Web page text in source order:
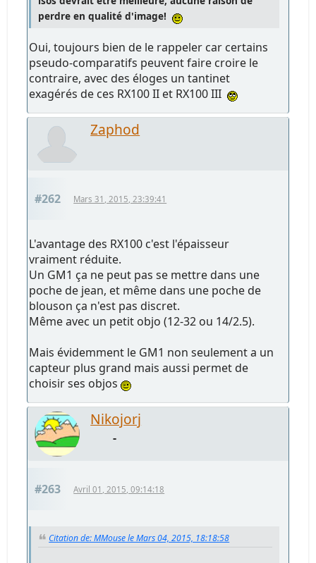
perdre en qualité d'image!
Oui, toujours bien de le rappeler car certains
pseudo-comparatifs peuvent faire croire le
contraire, avec des éloges un tantinet
exagérés de ces RX100 II et RX100 III
Zaphod
#262 Mars 31, 2015, 23:39:41
L'avantage des RX100 c'est l'épaisseur
vraiment réduite.
Un GM1 ça ne peut pas se mettre dans une
poche de jean, et même dans une poche de
blouson ça n'est pas discret.
Même avec un petit objo (12-32 ou 14/2.5).
Mais évidemment le GM1 non seulement a un
capteur plus grand mais aussi permet de
choisir ses objos
Nikojorj
-
#263 Avril 01, 2015, 09:14:18
Citation de: MMouse le Mars 04, 2015, 18:18:58